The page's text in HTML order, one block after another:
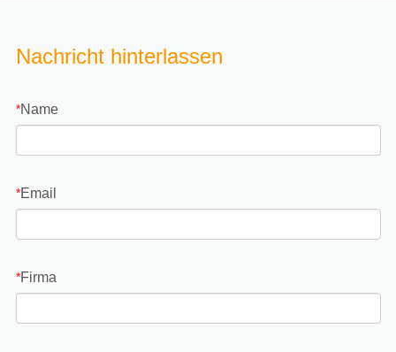
Nachricht hinterlassen
*Name
*Email
*Firma